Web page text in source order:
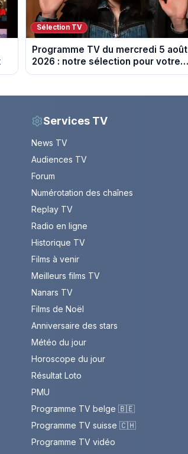
Sélection TV
Programme TV du mercredi 5 août
2026 : notre sélection pour votre
soirée télé
Services TV
News TV
Audiences TV
Forum
Numérotation des chaînes
Replay TV
Radio en ligne
Historique TV
Films à venir
Meilleurs films TV
Nanars TV
Films de Noël
Anniversaire des stars
Météo du jour
Horoscope du jour
Résultat Loto
PMU
Programme TV belge 🇧🇪
Programme TV suisse 🇨🇭
Programme TV vidéo